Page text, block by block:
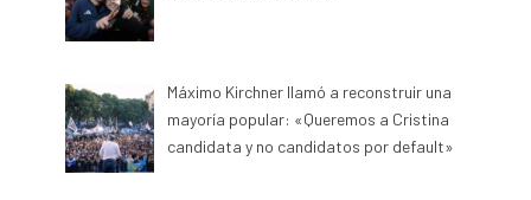
Máximo Kirchner llamó a reconstruir una
mayoría popular: «Queremos a Cristina
candidata y no candidatos por default»